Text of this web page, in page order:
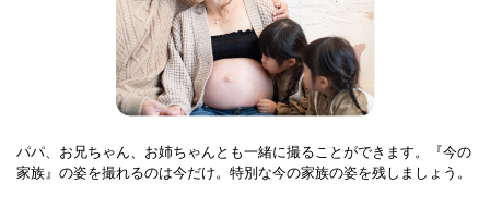
パパ、お兄ちゃん、お姉ちゃんとも一緒に撮ることができます。『今の
家族』の姿を撮れるのは今だけ。特別な今の家族の姿を残しましょう。